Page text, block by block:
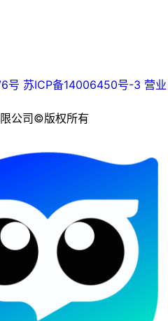
号 苏ICP备14006450号-3 营业
公司©版权所有